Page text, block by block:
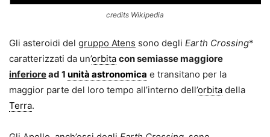
credits Wikipedia
Gli asteroidi del gruppo Atens sono degli Earth Crossing*
caratterizzati da un’orbita con semiasse maggiore
inferioread 1 unità astronomica e transitano per la
maggior parte del loro tempo all’interno dell’orbita della
Terra.